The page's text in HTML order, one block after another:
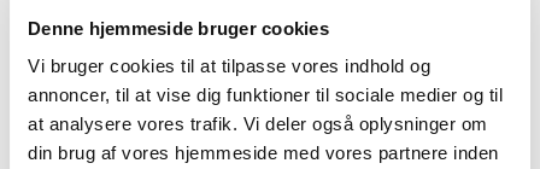
Denne hjemmeside bruger cookies
Vi bruger cookies til at tilpasse vores indhold og
annoncer, til at vise dig funktioner til sociale medier og til
at analysere vores trafik. Vi deler også oplysninger om
din brug af vores hjemmeside med vores partnere inden
lægemidler til hjerte-karsygdomme
|3. juli 2008|
Medicintilskudsnævnets indstilling vedrørende fremtidig
tilskudsstatus for lægemidler til hjerte-karsygdomme i…